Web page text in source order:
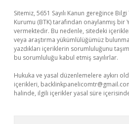
Sitemiz, 5651 Sayılı Kanun gereğince
Kurumu (BTK) tarafından onaylanmış bir
vermektedir. Bu nedenle, sitedeki
veya araştırma yükümlülüğümüz
yazdıkları içeriklerin sorumluluğunu
bu sorumluluğu kabul etmiş sayılırlar.
Hukuka ve yasal düzenlemelere aykırı
içerikleri,
halinde, ilgili içerikler yasal süre